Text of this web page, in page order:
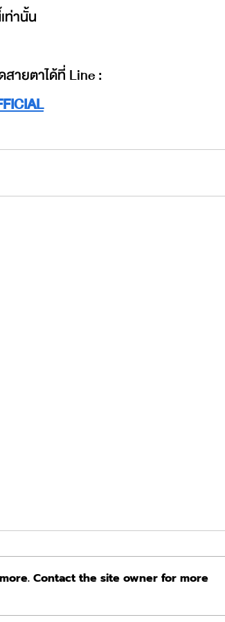
ท่านั้น
ายตาได้ที่ Line :
Contact the site owner for more